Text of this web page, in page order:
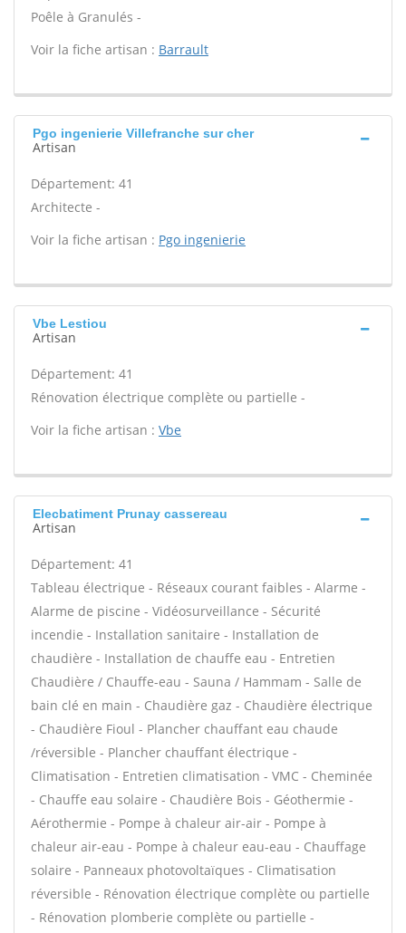
Poêle à Granulés -
Voir la fiche artisan : Barrault
Pgo ingenierie Villefranche sur cher
Artisan
Département: 41
Architecte -
Voir la fiche artisan : Pgo ingenierie
Vbe Lestiou
Artisan
Département: 41
Rénovation électrique complète ou partielle -
Voir la fiche artisan : Vbe
Elecbatiment Prunay cassereau
Artisan
Département: 41
Tableau électrique - Réseaux courant faibles - Alarme -
Alarme de piscine - Vidéosurveillance - Sécurité
incendie - Installation sanitaire - Installation de
chaudière - Installation de chauffe eau - Entretien
Chaudière / Chauffe-eau - Sauna / Hammam - Salle de
bain clé en main - Chaudière gaz - Chaudière électrique
- Chaudière Fioul - Plancher chauffant eau chaude
/réversible - Plancher chauffant électrique -
Climatisation - Entretien climatisation - VMC - Cheminée
- Chauffe eau solaire - Chaudière Bois - Géothermie -
Aérothermie - Pompe à chaleur air-air - Pompe à
chaleur air-eau - Pompe à chaleur eau-eau - Chauffage
solaire - Panneaux photovoltaïques - Climatisation
réversible - Rénovation électrique complète ou partielle
- Rénovation plomberie complète ou partielle -